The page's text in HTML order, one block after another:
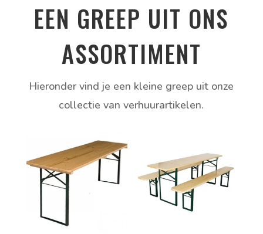
EEN GREEP UIT ONS
ASSORTIMENT
Hieronder vind je een kleine greep uit onze
collectie van verhuurartikelen.